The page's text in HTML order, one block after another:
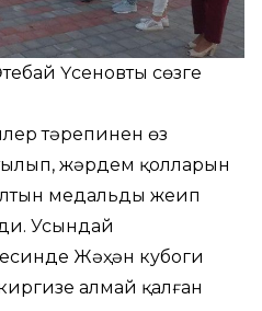
Үсеновты сөзге
тәрепинен өз
жәрдем қолларын
медальды жеңип
Усындай
Жәҳән кубоги
алмай қалған